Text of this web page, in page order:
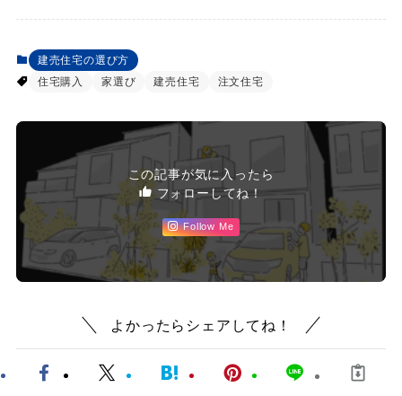
建売住宅の選び方
住宅購入
家選び 建売住宅 注文住宅
この記事が気に入ったら
フォローしてね！
Follow Me
よかったらシェアしてね！